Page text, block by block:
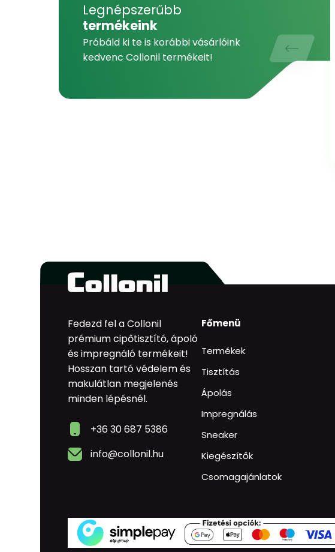
Legnépszerűbb
termékeink
Próbáld ki te is korábbi vásárlóink
kedvenc Collonil termékeit!
Fedezd fel a Collonil
prémium cipőtisztító, ápoló
és impregnáló termékeit!
Hosszan tartó védelem és
makulátlan megjelenés
minden lépésnél.
+36 30 687 5386
info@collonil.hu
Főmenü
Termékek
Tisztítás
Ápolás
Impregnálás
Sneaker
Kiegészítők
Csomagajánlatok